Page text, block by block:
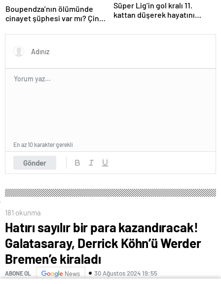
Boupendza’nın ölümünde
cinayet şüphesi var mı? Çin
Süper Lig’in gol kralı 11.
kattan düşerek hayatını
Gönder
En az 10 karakter gerekli
181 okunma
Hatırı sayılır bir para kazandıracak!
Galatasaray, Derrick Köhn’ü Werder
Bremen’e kiraladı
ABONE OL News 30 Ağustos 2024 19:55